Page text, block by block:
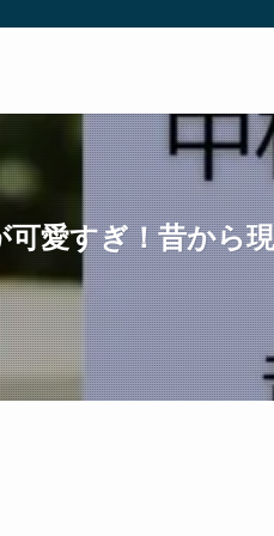
愛すぎ！昔から